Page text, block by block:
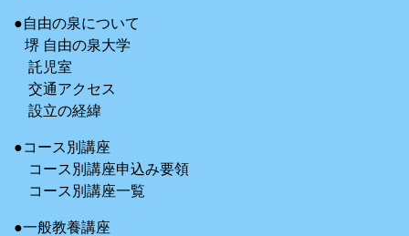
●自由の泉について
堺 自由の泉大学
託児室
交通アクセス
設立の経緯
●コース別講座
コース別講座申込み要領
コース別講座一覧
●一般教養講座